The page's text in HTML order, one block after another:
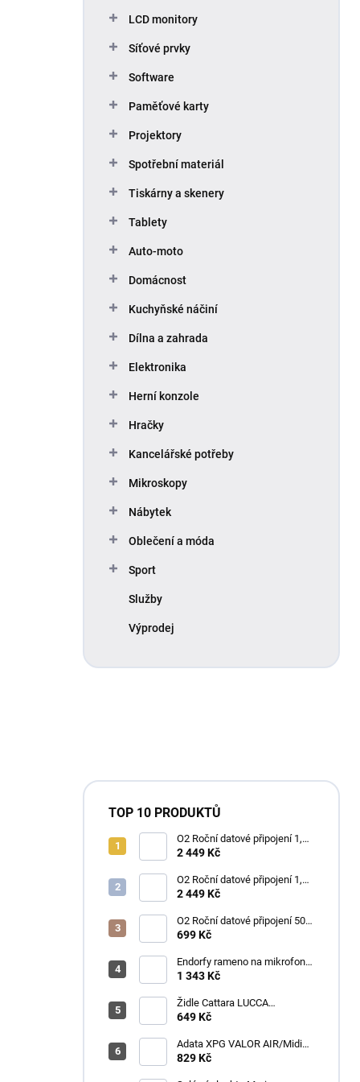
LCD monitory
Síťové prvky
Software
Paměťové karty
Projektory
Spotřební materiál
Tiskárny a skenery
Tablety
Auto-moto
Domácnost
Kuchyňské náčiní
Dílna a zahrada
Elektronika
Herní konzole
Hračky
Kancelářské potřeby
Mikroskopy
Nábytek
Oblečení a móda
Sport
Služby
Výprodej
TOP 10 PRODUKTŮ
O2 Roční datové připojení 1,2
TB
2 449 Kč
O2 Roční datové připojení 1,2
TB
2 449 Kč
O2 Roční datové připojení 50
GB
699 Kč
Endorfy rameno na mikrofon
Broadcast Low Profile Boom
hlava / černý
1 343 Kč
Židle Cattara LUCCA
kempingová skládací modrá
649 Kč
Adata XPG VALOR AIR/Midi
Tower/Transpar./Černá
829 Kč